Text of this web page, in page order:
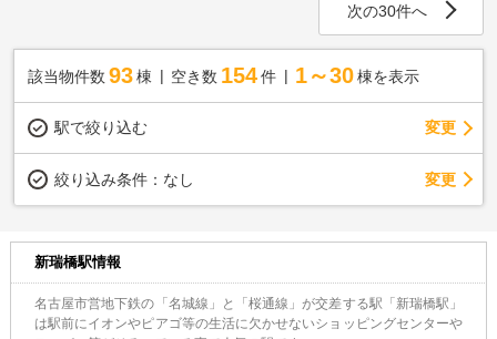
次の30件へ
該当物件数 93棟 空き数 154 件 1～30 棟を表示
駅で絞り込む 変更
絞り込み条件： なし 変更
新瑞橋駅情報
名古屋市営地下鉄の「名城線」と「桜通線」が交差する駅「新瑞橋駅」
は駅前にイオンやピアゴ等の生活に欠かせないショッピングセンターや